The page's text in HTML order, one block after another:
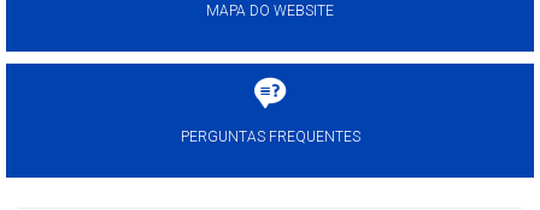
MAPA DO WEBSITE
PERGUNTAS FREQUENTES